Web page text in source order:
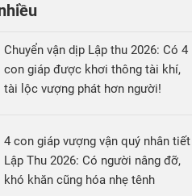
Chuyển vận dịp Lập thu 2026: Có 4
con giáp được khơi thông tài khí,
tài lộc vượng phát hơn người!
4 con giáp vượng vận quý nhân tiết
Lập Thu 2026: Có người nâng đỡ,
khó khăn cũng hóa nhẹ tênh